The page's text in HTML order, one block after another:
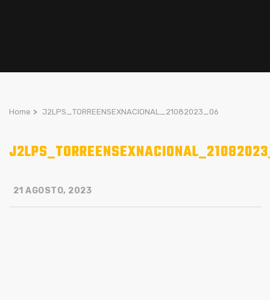
Home > J2LPS_TORREENSEXNACIONAL_21082023_06
21 AGOSTO, 2023